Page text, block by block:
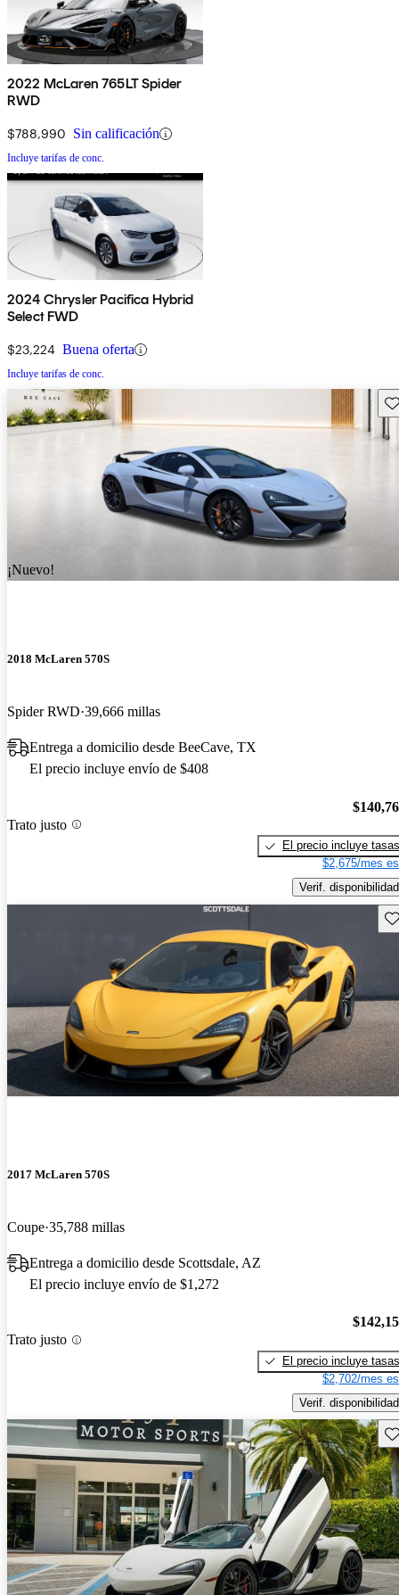
2022 McLaren 765LT Spider
RWD
$788,990 Sin calificación
Incluye tarifas de conc.
2024 Chrysler Pacifica Hybrid
Select FWD
$23,224 Buena oferta
Incluye tarifas de conc.
¡Nuevo!
2018 McLaren 570S
Spider RWD 39,666 millas
Entrega a domicilio desde BeeCave, TX
El precio incluye envío de $408
Trato justo
El precio incluye tasas
$2,675/mes
Verif. disponibilidad
2017 McLaren 570S
Coupe 35,788 millas
Entrega a domicilio desde Scottsdale, AZ
El precio incluye envío de $1,272
Trato justo
El precio incluye tasas
$2,702/mes
Verif. disponibilidad